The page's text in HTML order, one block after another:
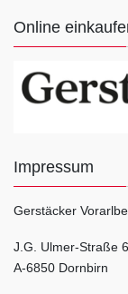
Online
Impressum
Gerstäcker
J.G. Ulmer-Straße 6
A-6850 Dornbirn